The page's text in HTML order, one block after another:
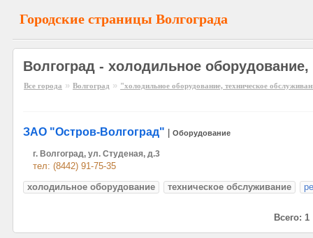
Городские страницы Волгограда
Волгоград - холодильное
Все города » Волгоград » "холодильное оборудование, техническое
ЗАО "Остров-Волгоград" Оборудование
г. Волгоград, ул. Студеная, д.3
тел: (8442) 91-75-35
холодильное оборудование
техническое обслуживание
Всего: 1